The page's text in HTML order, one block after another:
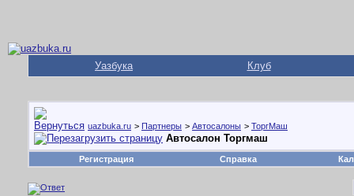
Уазбука Клуб
uazbuka.ru > Партнеры > Автосалоны > ТоргМаш
Автосалон Торгмаш
Регистрация Справка